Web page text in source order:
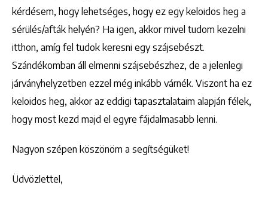
kérdésem, hogy lehetséges, hogy ez egy keloidos heg a
sérülés/afták helyén? Ha igen, akkor mivel tudom kezelni
itthon, amíg fel tudok keresni egy szájsebészt.
Szándékomban áll elmenni szájsebészhez, de a jelenlegi
járványhelyzetben ezzel még inkább várnék. Viszont ha ez
keloidos heg, akkor az eddigi tapasztalataim alapján félek,
hogy most kezd majd el egyre fájdalmasabb lenni.
Nagyon szépen köszönöm a segítségüket!
Üdvözlettel,